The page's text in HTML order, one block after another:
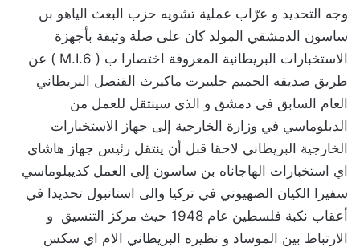
وجه التحديد و عرّاب عملية تشويه حزب البعث الياهو بن
ساسون الدمشقي المولد كان على صلة وثيقة بأجهزة
الاستخبارات البريطانية المعروفة اختصارا ب ( M.I.6 ) عن
طريق صديقه الحميم جليبرت ماكيرث القنصل البريطاني
العام السابق في دمشق و الذي سينتقل للعمل من
الدبلوماسي في وزارة الخارجية إلى جهاز الاستخبارات
الخارجية البريطاني لاحقا قبل أن ينتقل رئيس جهاز هاشاي
اي استخبارات الهاجاناه بن ساسون إلى العمل كديبلوماسي
سفيرا الكيان الصهيوني في تركيا والى استانبول تحديدا في
أعقاب نكبة فلسطين عام 1948 حيث مركز التنسيق و
الارتباط بين الموساد و نظيره البريطاني الام اي سكس